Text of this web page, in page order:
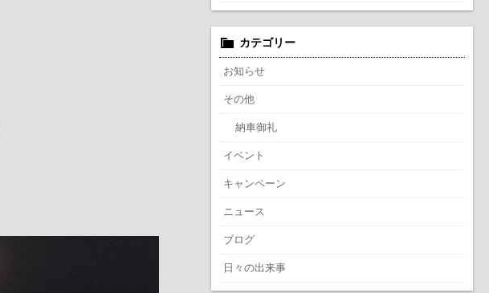
カテゴリー
お知らせ
その他
納車御礼
イベント
キャンペーン
ニュース
ブログ
日々の出来事